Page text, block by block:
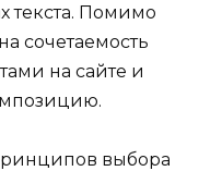
текста. Помимо
сочетаемость
на сайте и
выбора